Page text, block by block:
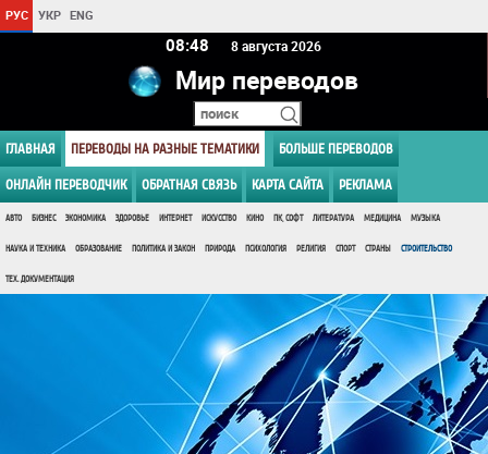
РУС УКР ENG
08 48 8 августа 2026
Мир переводов
ГЛАВНАЯ ПЕРЕВОДЫ НА РАЗНЫЕ ТЕМАТИКИ БОЛЬШЕ ПЕРЕВОДОВ
ОНЛАЙН ПЕРЕВОДЧИК ОБРАТНАЯ СВЯЗЬ КАРТА САЙТА РЕКЛАМА
АВТО БИЗНЕС ЭКОНОМИКА ЗДОРОВЬЕ ИНТЕРНЕТ ИСКУССТВО КИНО ПК, СОФТ ЛИТЕРАТУРА МЕДИЦИНА МУЗЫКА
НАУКА И ТЕХНИКА ОБРАЗОВАНИЕ ПОЛИТИКА И ЗАКОН ПРИРОДА ПСИХОЛОГИЯ РЕЛИГИЯ СПОРТ СТРАНЫ СТРОИТЕЛЬСТВО
ТЕХ. ДОКУМЕНТАЦИЯ